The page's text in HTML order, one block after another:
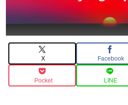
X Facebook
Pocket LINE